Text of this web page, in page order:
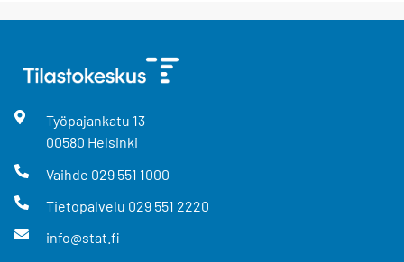
Työpajankatu 13
00580 Helsinki
Vaihde 029 551 1000
Tietopalvelu 029 551 2220
info@stat.fi